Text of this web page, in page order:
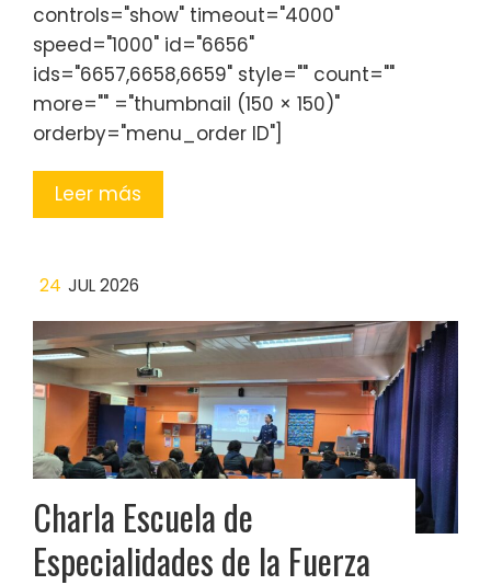
controls="show" timeout="4000"
speed="1000" id="6656"
ids="6657,6658,6659" style="" count=""
more="" ="thumbnail (150 × 150)"
orderby="menu_order ID"]
Leer más
24 JUL 2026
Charla Escuela de
Especialidades de la Fuerza